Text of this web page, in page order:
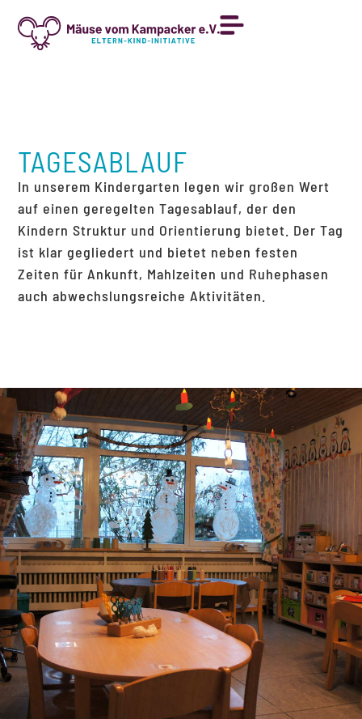
TAGESABLAUF
In unserem Kindergarten legen wir großen Wert
auf einen geregelten Tagesablauf, der den
Kindern Struktur und Orientierung bietet. Der Tag
ist klar gegliedert und bietet neben festen
Zeiten für Ankunft, Mahlzeiten und Ruhephasen
auch abwechslungsreiche Aktivitäten.